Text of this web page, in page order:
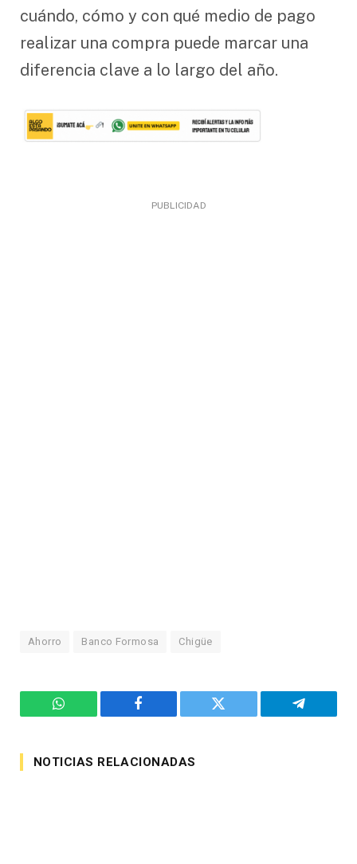
cuándo, cómo y con qué medio de pago
realizar una compra puede marcar una
diferencia clave a lo largo del año.
PUBLICIDAD
Ahorro Banco Formosa Chigüe
WhatsApp Facebook Twitter Telegram
NOTICIAS RELACIONADAS